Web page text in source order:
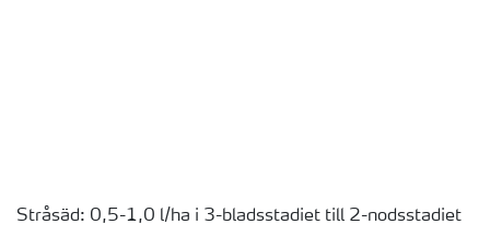
Stråsäd: 0,5-1,0 l/ha i 3-bladsstadiet till 2-nodsstadiet